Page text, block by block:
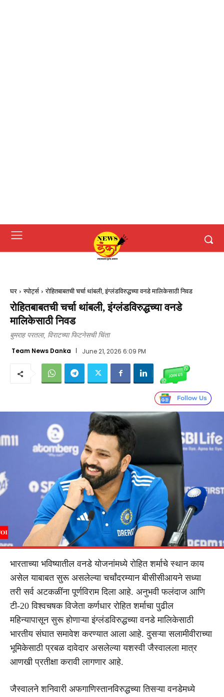
घर स्पोर्ट्स रोहितबाबतची चर्चा थांबली, इंग्लंडविरुद्धच्या वनडे मालिकेसाठी निवड
रोहितबाबतची चर्चा थांबली, इंग्लंडविरुद्धच्या वनडे
मालिकेसाठी निवड
बुमराह परतला, विराटच्या फिटनेसची चिंता
Team News Danka June 21, 2026 6:09 PM
भारताच्या भविष्यातील वनडे योजनांमध्ये रोहित शर्माचे स्थान काय
असेल याबाबत सुरू असलेल्या चर्चांदरम्यान बीसीसीआयने सध्या
तरी सर्व अटकळींना पूर्णविराम दिला आहे. अनुभवी फलंदाज आणि
टी-20 विश्वचषक विजेता कर्णधार रोहित शर्माचा पुढील
महिन्यापासून सुरू होणाऱ्या इंग्लंडविरुद्धच्या वनडे मालिकेसाठी
भारतीय संघात समावेश करण्यात आला आहे. दुसऱ्या सलामीवीराच्या
भूमिकेसाठी प्रबळ दावेदार असलेल्या यशस्वी जैस्वालला मात्र
आणखी प्रतीक्षा करावी लागणार आहे.
जैस्वालने शनिवारी अफगाणिस्तानविरुद्धच्या तिसऱ्या वनडेमध्ये